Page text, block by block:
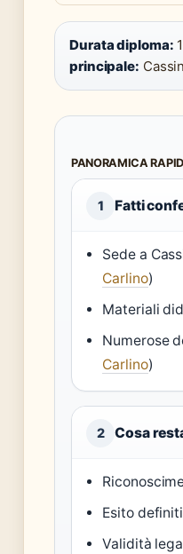
Durata diploma:
principale:
PANORAMICA
1 Fatti
Sede a
Carlino)
Materiali
Numerose
Carlino)
2 Cosa
Esito
Validità